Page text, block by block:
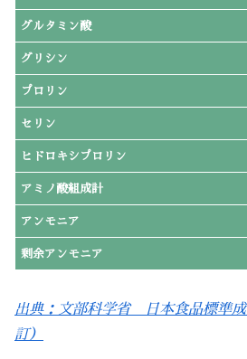
グルタミン酸
グリシン
プロリン
セリン
ヒドロキシプロリン
アミノ酸組成計
アンモニア
剰余アンモニア
出典：文部科学省 日本食品標準
訂）